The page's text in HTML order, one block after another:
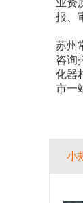
报、
苏州
咨询
化器
市一
小